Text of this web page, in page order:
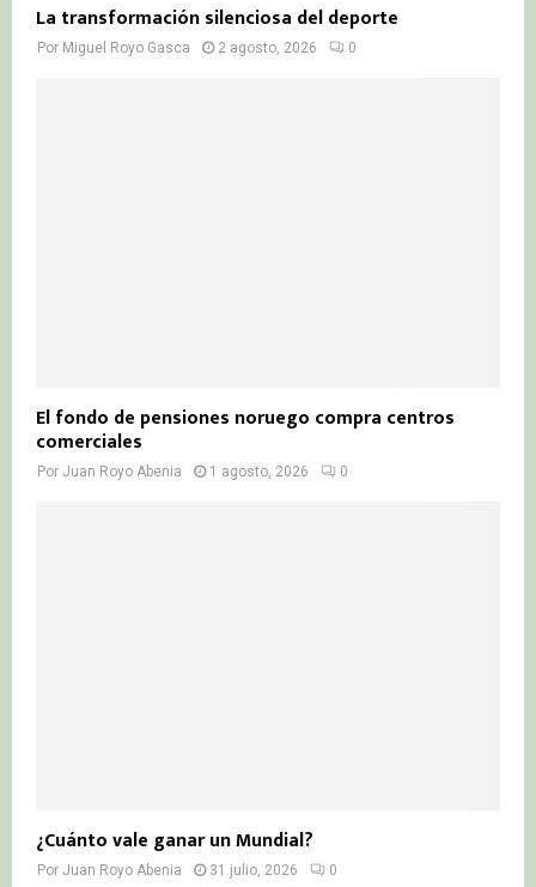
La transformación silenciosa del deporte
Por Miguel Royo Gasca 2 agosto, 2026 0
El fondo de pensiones noruego compra centros
comerciales
Por Juan Royo Abenia 1 agosto, 2026 0
¿Cuánto vale ganar un Mundial?
Por Juan Royo Abenia 31 julio, 2026 0